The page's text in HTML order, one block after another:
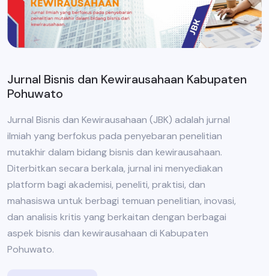
Jurnal Bisnis dan Kewirausahaan Kabupaten
Pohuwato
Jurnal Bisnis dan Kewirausahaan (JBK) adalah jurnal
ilmiah yang berfokus pada penyebaran penelitian
mutakhir dalam bidang bisnis dan kewirausahaan.
Diterbitkan secara berkala, jurnal ini menyediakan
platform bagi akademisi, peneliti, praktisi, dan
mahasiswa untuk berbagi temuan penelitian, inovasi,
dan analisis kritis yang berkaitan dengan berbagai
aspek bisnis dan kewirausahaan di Kabupaten
Pohuwato.